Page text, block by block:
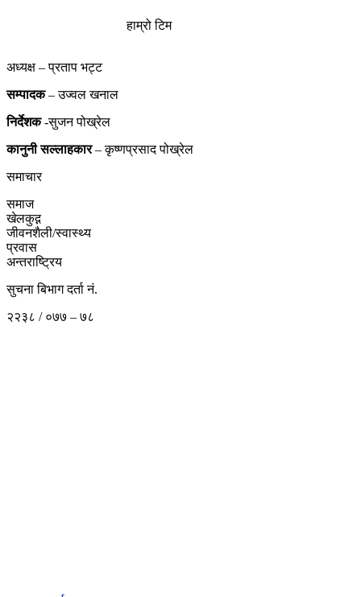
हाम्रो टिम
अध्यक्ष – प्रताप भट्ट
सम्पादक– उज्वल खनाल
निर्देशक-सुजन पोख्रेल
कानुनी सल्लाहकार– कृष्णप्रसाद पोख्रेल
समाचार
समाज
खेलकुद़़
जीवनशैली/स्वास्थ्य
प्रवास
अन्तराष्ट्रिय
सुचना बिभाग दर्ता नं.
२२३८ / ०७७ – ७८